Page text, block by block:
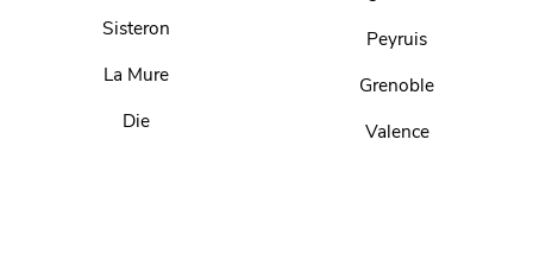
Sisteron
La Mure
Die
Peyruis
Grenoble
Valence